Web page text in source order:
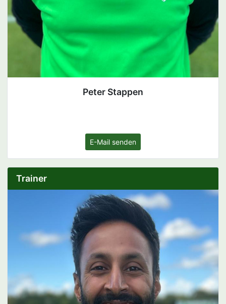
Peter Stappen
E-Mail senden
Trainer